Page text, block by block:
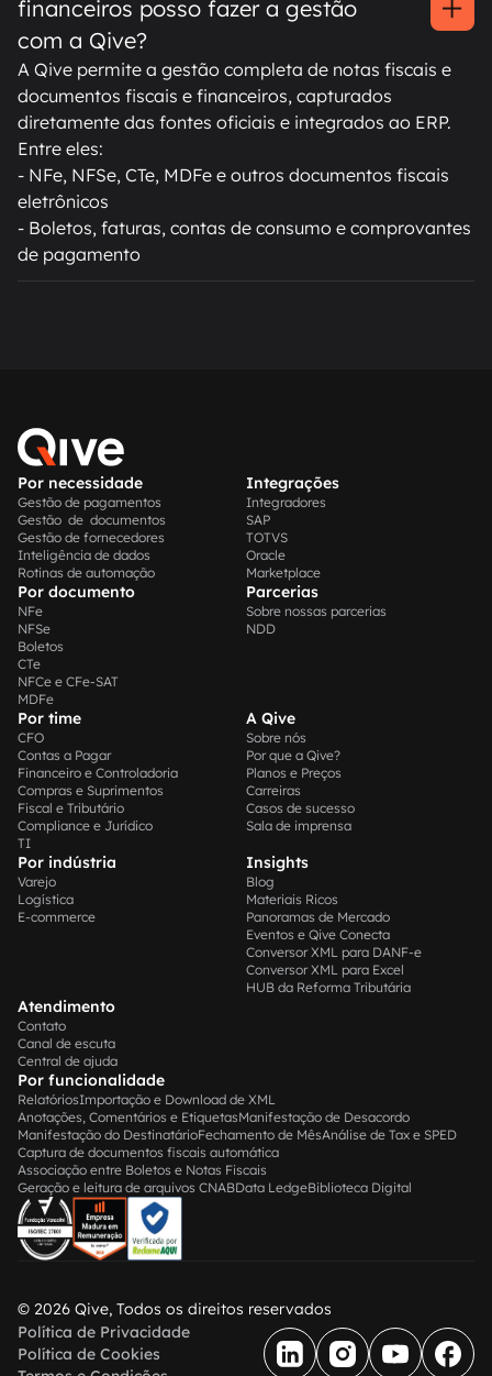
financeiros posso fazer a gestão
com a Qive?
A Qive permite a gestão completa de notas fiscais e
documentos fiscais e financeiros, capturados
diretamente das fontes oficiais e integrados ao ERP.
Entre eles:
- NFe, NFSe, CTe, MDFe e outros documentos fiscais
eletrônicos
- Boletos, faturas, contas de consumo e comprovantes
de pagamento
Por necessidade
Gestão de pagamentos
Gestão de documentos
Gestão de fornecedores
Inteligência de dados
Rotinas de automação
Integrações
Integradores
SAP
TOTVS
Oracle
Marketplace
Por documento
NFe
NFSe
Boletos
CTe
NFCe e CFe-SAT
MDFe
Parcerias
Sobre nossas parcerias
NDD
Por time
CFO
Contas a Pagar
Financeiro e Controladoria
Compras e Suprimentos
Fiscal e Tributário
Compliance e Jurídico
TI
A Qive
Sobre nós
Por que a Qive?
Planos e Preços
Carreiras
Casos de sucesso
Sala de imprensa
Por indústria
Varejo
Logística
E-commerce
Insights
Blog
Materiais Ricos
Panoramas de Mercado
Eventos e Qive Conecta
Conversor XML para DANF-e
Conversor XML para Excel
HUB da Reforma Tributária
Atendimento
Contato
Canal de escuta
Central de ajuda
Por funcionalidade
RelatóriosImportação e Download de XML
Anotações, Comentários e EtiquetasManifestação de Desacordo
Manifestação do DestinatárioFechamento de MêsAnálise de Tax e SPED
Captura de documentos fiscais automática
Associação entre Boletos e Notas Fiscais
Geração e leitura de arquivos CNABData LedgeBiblioteca Digital
© 2026 Qive, Todos os direitos reservados
Política de Privacidade
Política de Cookies